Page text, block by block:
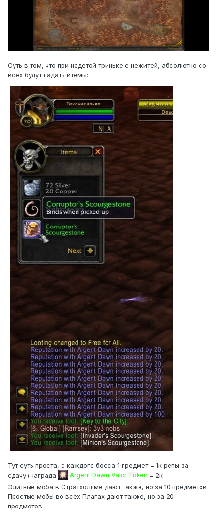
Суть в том, что при надетой триньке с нежитей, абсолютно со
всех будут падать итемы:
Тут суть проста, с каждого босса 1 предмет = 1к репы за
сдачу+награда
Argent Dawn Valor Token = 2к
Элитные моба в Стратхольме дают также, но за 10 предметов
Простые мобы во всех Плагах дают также, но за 20
предметов